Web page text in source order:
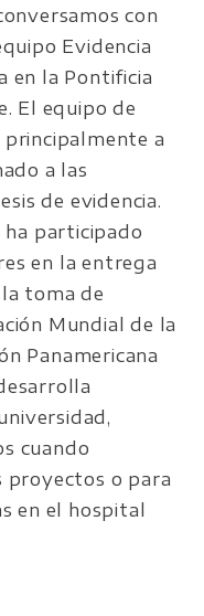
con
Evidencia
en la Pontificia
El equipo de
principalmente a
a las
de evidencia.
participado
en la entrega
toma de
Mundial de la
Panamericana
cuando
proyectos o para
en el hospital